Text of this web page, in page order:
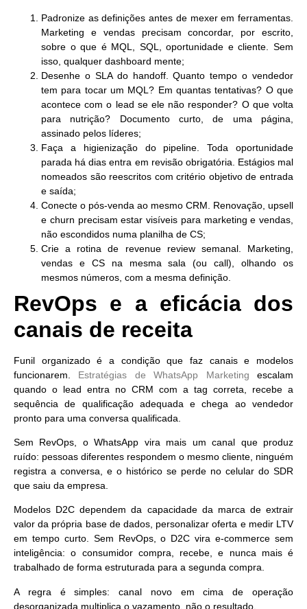
Padronize as definições antes de mexer em ferramentas.
Marketing e vendas precisam concordar, por escrito,
sobre o que é MQL, SQL, oportunidade e cliente. Sem
isso, qualquer dashboard mente;
Desenhe o SLA do handoff.Quanto tempo o vendedor
tem para tocar um MQL? Em quantas tentativas? O que
acontece com o lead se ele não responder? O que volta
para nutrição? Documento curto, de uma página,
assinado pelos líderes;
Faça a higienização do pipeline.Toda oportunidade
parada há dias entra em revisão obrigatória. Estágios mal
nomeados são reescritos com critério objetivo de entrada
e saída;
Conecte o pós-venda ao mesmo CRM.
Renovação, upsell
e churn precisam estar visíveis para marketing e vendas,
não escondidos numa planilha de CS;
Crie a rotina de revenue review semanal.
Marketing,
vendas e CS na mesma sala (ou call), olhando os
mesmos números, com a mesma definição.
RevOps e a eficácia dos
canais de receita
Funil organizado é a condição que faz canais e modelos
funcionarem. Estratégias deWhatsApp Marketing escalam
quando o lead entra no CRM com a tag correta, recebe a
sequência de qualificação adequada e chega ao vendedor
pronto para uma conversa qualificada.
Sem RevOps, o WhatsApp vira mais um canal que produz
ruído: pessoas diferentes respondem o mesmo cliente, ninguém
registra a conversa, e o histórico se perde no celular do SDR
que saiu da empresa.
Modelos D2C dependem da capacidade da marca de extrair
valor da própria base de dados, personalizar oferta e medir LTV
em tempo curto. Sem RevOps, o D2C vira e-commerce sem
inteligência: o consumidor compra, recebe, e nunca mais é
trabalhado de forma estruturada para a segunda compra.
A regra é simples: canal novo em cima de operação
desorganizada multiplica o vazamento, não o resultado.